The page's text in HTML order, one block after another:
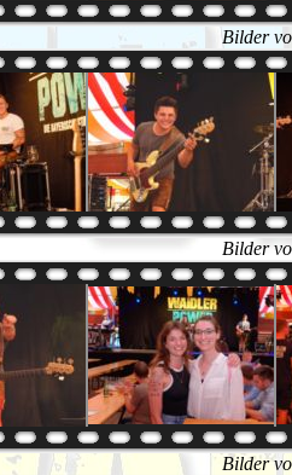
Bilder
Bilder
Bilder